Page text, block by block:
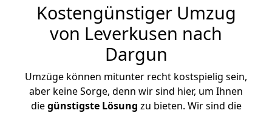
Kostengünstiger Umzug
von Leverkusen nach
Dargun
Umzüge können mitunter recht kostspielig sein,
aber keine Sorge, denn wir sind hier, um Ihnen
diegünstigste Lösung zu bieten. Wir sind die